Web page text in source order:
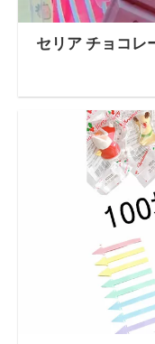
セリア チョコレ